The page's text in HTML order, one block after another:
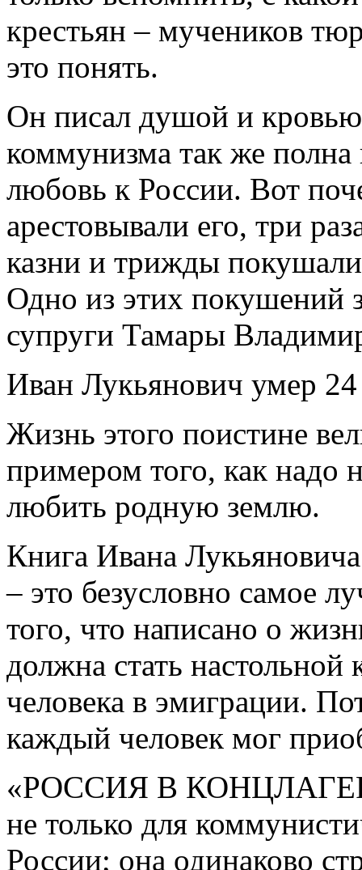
крестьян – мучеников
это понять.
Он писал душой и
коммунизма так же полна
любовь к России. Вот
арестовывали его, три
казни и трижды
Одно из этих покушений
супруги Тамары
Иван Лукьянович умер 24
Жизнь этого поистине
примером того, как надо
любить родную землю.
Книга Ивана
– это безусловно самое
того, что написано о
должна стать настольной
человека в эмиграции.
каждый человек мог
«РОССИЯ В
не только для
России; она одинаково